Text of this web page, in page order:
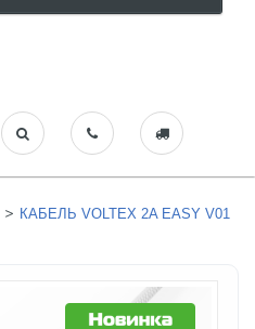
> КАБЕЛЬ VOLTEX 2A EASY V01